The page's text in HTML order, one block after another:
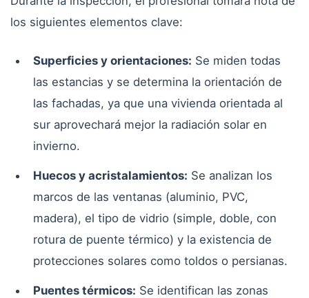
los siguientes elementos clave:
Superficies y orientaciones: Se miden todas
las estancias y se determina la orientación de
las fachadas, ya que una vivienda orientada al
sur aprovechará mejor la radiación solar en
invierno.
Huecos y acristalamientos: Se analizan los
marcos de las ventanas (aluminio, PVC,
madera), el tipo de vidrio (simple, doble, con
rotura de puente térmico) y la existencia de
protecciones solares como toldos o persianas.
Puentes térmicos: Se identifican las zonas